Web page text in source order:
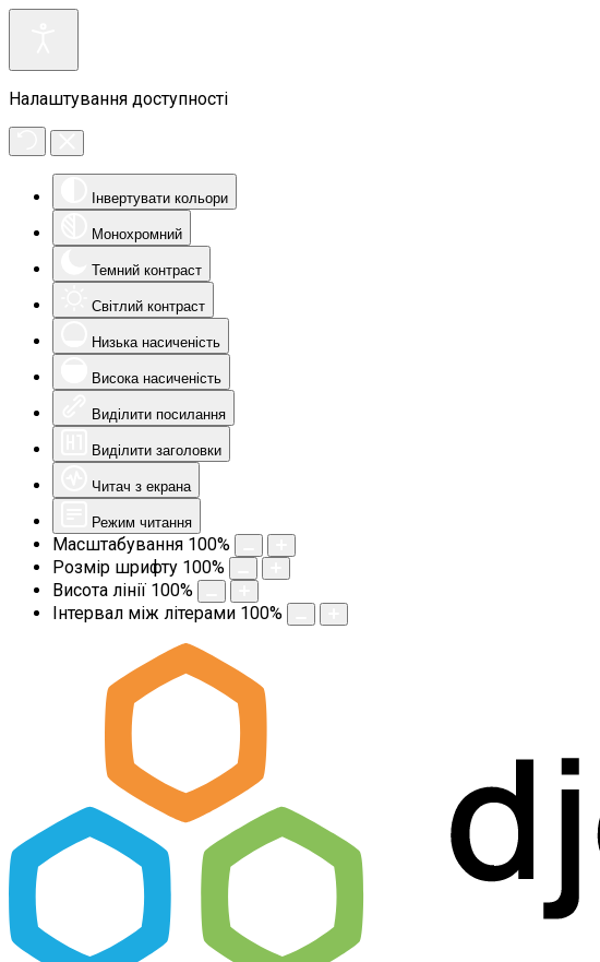
Налаштування доступності
Інвертувати кольори
Монохромний
Темний контраст
Світлий контраст
Низька насиченість
Висока насиченість
Виділити посилання
Виділити заголовки
Читач з екрана
Режим читання
Масштабування 100%
Розмір шрифту 100%
Висота лінії 100%
Інтервал між літерами 100%